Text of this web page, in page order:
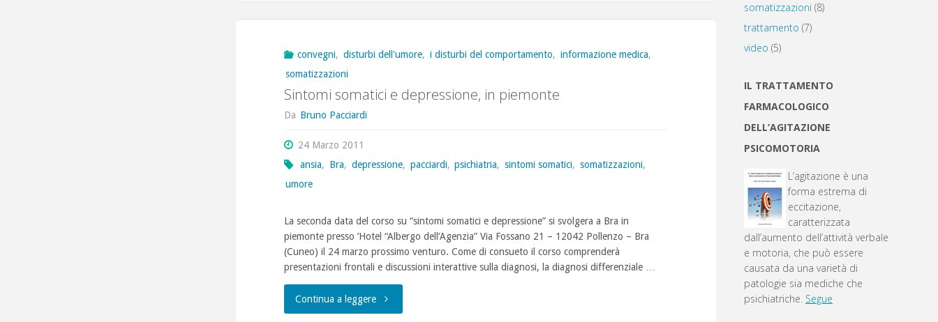
Somatici,
convegni, disturbi dell'umore, i disturbi del comportamento, informazione medica,
somatizzazioni
Sintomi somatici e depressione, in piemonte
Da Bruno Pacciardi
24 Marzo 2011
ansia, Bra, depressione, pacciardi, psichiatria, sintomi somatici, somatizzazioni,
umore
La seconda data del corso su “sintomi somatici e depressione” si svolgera a Bra in
piemonte presso ’Hotel “Albergo dell’Agenzia” Via Fossano 21 – 12042 Pollenzo – Bra
(Cuneo) il 24 marzo prossimo venturo. Come di consueto il corso comprenderà
presentazioni frontali e discussioni interattive sulla diagnosi, la diagnosi differenziale …
Continua a leggere"Sintomi
somatizzazioni (8)
trattamento (7)
video (5)
IL TRATTAMENTO
FARMACOLOGICO
DELL’AGITAZIONE
PSICOMOTORIA
L’agitazione è una
forma estrema di
eccitazione,
caratterizzata
dall’aumento dell’attività verbale
e motoria, che può essere
causata da una varietà di
patologie sia mediche che
psichiatriche. Segue